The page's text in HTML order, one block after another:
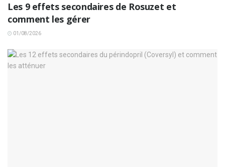
Les 9 effets secondaires de Rosuzet et
comment les gérer
01/08/2026